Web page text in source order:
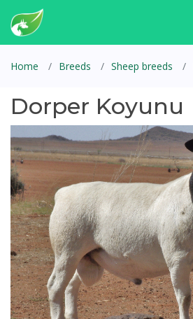
Home Breeds Sheep breeds
Dorper Koyunu